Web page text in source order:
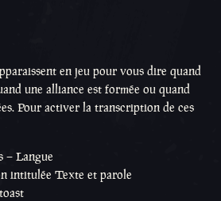
en jeu pour vous dire quand
une alliance est formée ou quand
Pour activer la transcription de ces
– Langue
intitulée Texte et parole